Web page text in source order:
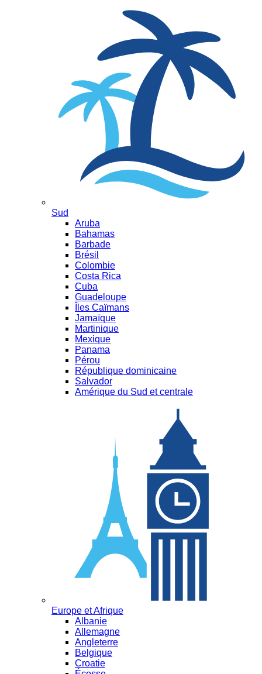
Sud
Aruba
Bahamas
Barbade
Brésil
Colombie
Costa Rica
Cuba
Guadeloupe
Îles Caïmans
Jamaïque
Martinique
Mexique
Panama
Pérou
République dominicaine
Salvador
Amérique du Sud et centrale
Europe et Afrique
Albanie
Allemagne
Angleterre
Belgique
Croatie